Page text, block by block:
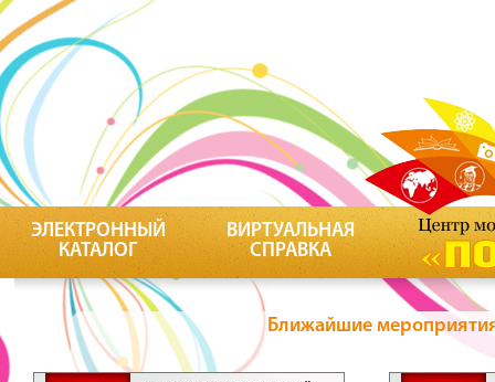
ЭЛЕКТРОННЫЙ
КАТАЛОГ
ВИРТУАЛЬНАЯ
СПРАВКА
Ближайшие